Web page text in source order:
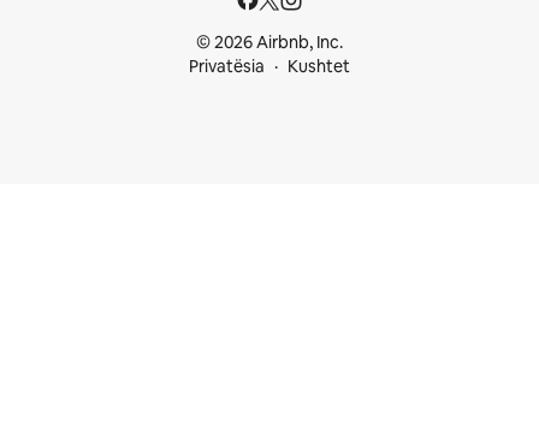
© 2026 Airbnb, Inc.
Privatësia
Kushtet